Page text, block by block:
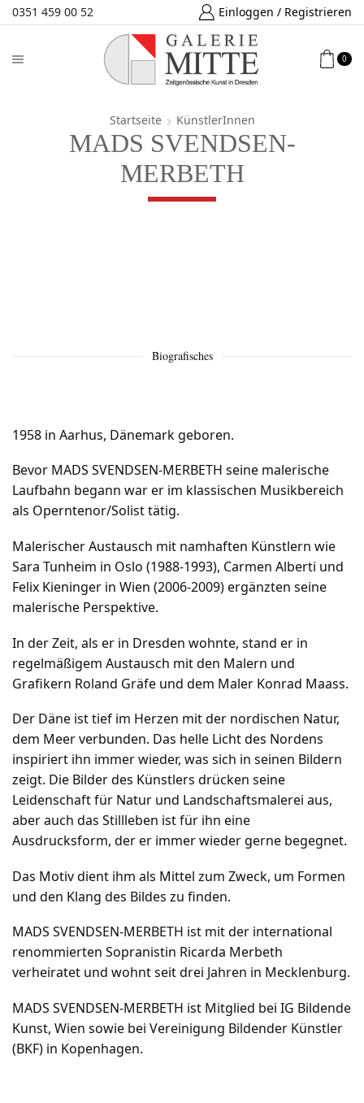
0351 459 00 52 Einloggen / Registrieren
0
Startseite KünstlerInnen
MADS SVENDSEN-
MERBETH
Biografisches
1958 in Aarhus, Dänemark geboren.
Bevor MADS SVENDSEN-MERBETH seine malerische
Laufbahn begann war er im klassischen Musikbereich
als Operntenor/Solist tätig.
Malerischer Austausch mit namhaften Künstlern wie
Sara Tunheim in Oslo (1988-1993), Carmen Alberti und
Felix Kieninger in Wien (2006-2009) ergänzten seine
malerische Perspektive.
In der Zeit, als er in Dresden wohnte, stand er in
regelmäßigem Austausch mit den Malern und
Grafikern Roland Gräfe und dem Maler Konrad Maass.
Der Däne ist tief im Herzen mit der nordischen Natur,
dem Meer verbunden. Das helle Licht des Nordens
inspiriert ihn immer wieder, was sich in seinen Bildern
zeigt. Die Bilder des Künstlers drücken seine
Leidenschaft für Natur und Landschaftsmalerei aus,
aber auch das Stillleben ist für ihn eine
Ausdrucksform, der er immer wieder gerne begegnet.
Das Motiv dient ihm als Mittel zum Zweck, um Formen
und den Klang des Bildes zu finden.
MADS SVENDSEN-MERBETH ist mit der international
renommierten Sopranistin Ricarda Merbeth
verheiratet und wohnt seit drei Jahren in Mecklenburg.
MADS SVENDSEN-MERBETH ist Mitglied bei IG Bildende
Kunst, Wien sowie bei Vereinigung Bildender Künstler
(BKF) in Kopenhagen.